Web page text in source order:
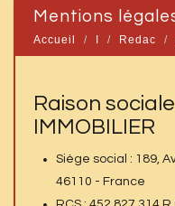
mentions
Accueil I Redac
Raison
IMMOBILIER
Siège social : 189,
46110 - France